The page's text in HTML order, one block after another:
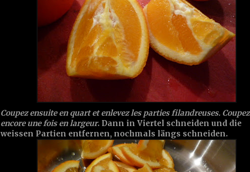
Coupez ensuite en quart et enlevez les parties filandreuses. Coupez
encore une fois en largeur. Dann in Viertel schneiden und die
weissen Partien entfernen, nochmals längs schneiden.